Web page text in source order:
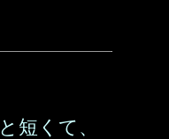
短くて、